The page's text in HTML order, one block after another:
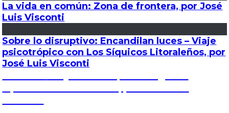
La vida en común: Zona de frontera, por José
Luis Visconti
Sobre lo disruptivo: Encandilan luces – Viaje
psicotrópico con Los Síquicos Litoraleños, por
José Luis Visconti
Navegación
de